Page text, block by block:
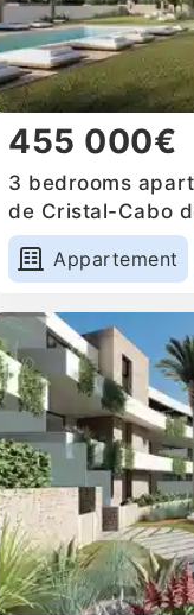
455 000€
3 bedrooms
de Cristal-Cabo
Appartement